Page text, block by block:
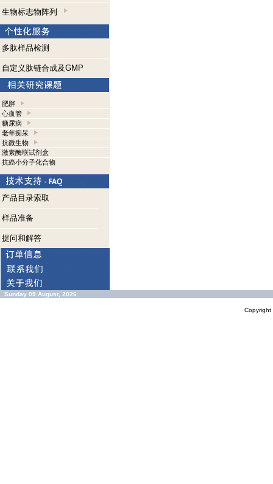
生物标志物阵列
多肽样品检测
自定义肽链合成及GMP
肥胖
心血管
糖尿病
老年痴呆
抗微生物
激素酶联试剂盒
抗癌小分子化合物
产品目录索取
样品准备
提问和解答
Sunday 09 August, 2026